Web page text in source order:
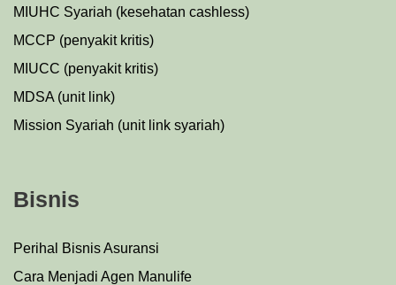
MIUHC Syariah (kesehatan cashless)
MCCP (penyakit kritis)
MIUCC (penyakit kritis)
MDSA (unit link)
Mission Syariah (unit link syariah)
Bisnis
Perihal Bisnis Asuransi
Cara Menjadi Agen Manulife